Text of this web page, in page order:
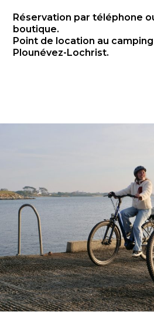
Réservation par téléphone
boutique.
Point de location au
Plounévez-Lochrist.